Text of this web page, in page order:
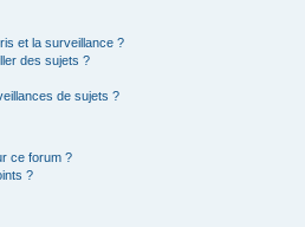
et la surveillance ?
des sujets ?
de sujets ?
ce forum ?
?